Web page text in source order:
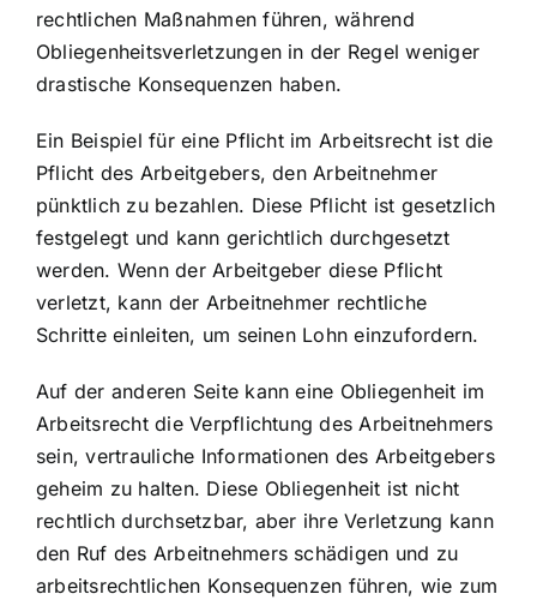
rechtlichen Maßnahmen führen, während
Obliegenheitsverletzungen in der Regel weniger
drastische Konsequenzen haben.
Ein Beispiel für eine Pflicht im Arbeitsrecht ist die
Pflicht des Arbeitgebers, den Arbeitnehmer
pünktlich zu bezahlen. Diese Pflicht ist gesetzlich
festgelegt und kann gerichtlich durchgesetzt
werden. Wenn der Arbeitgeber diese Pflicht
verletzt, kann der Arbeitnehmer rechtliche
Schritte einleiten, um seinen Lohn einzufordern.
Auf der anderen Seite kann eine Obliegenheit im
Arbeitsrecht die Verpflichtung des Arbeitnehmers
sein, vertrauliche Informationen des Arbeitgebers
geheim zu halten. Diese Obliegenheit ist nicht
rechtlich durchsetzbar, aber ihre Verletzung kann
den Ruf des Arbeitnehmers schädigen und zu
arbeitsrechtlichen Konsequenzen führen, wie zum